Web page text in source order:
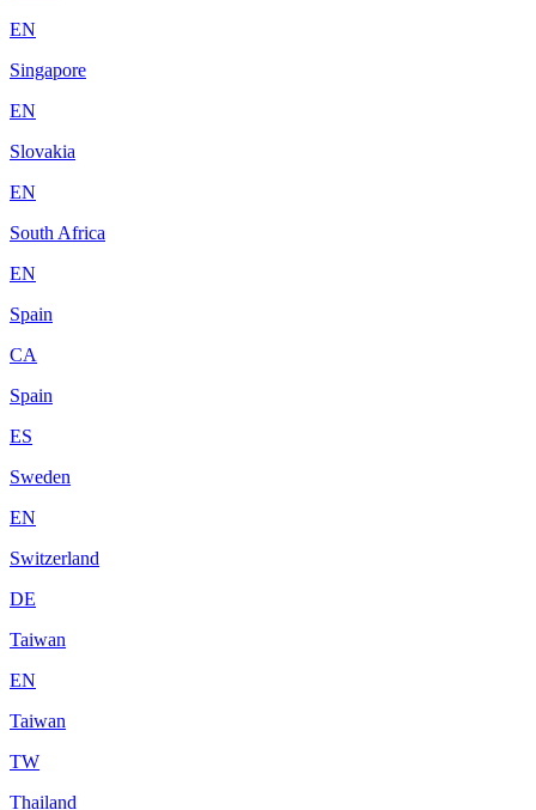
EN
Singapore
EN
Slovakia
EN
South Africa
EN
Spain
CA
Spain
ES
Sweden
EN
Switzerland
DE
Taiwan
EN
Taiwan
TW
Thailand